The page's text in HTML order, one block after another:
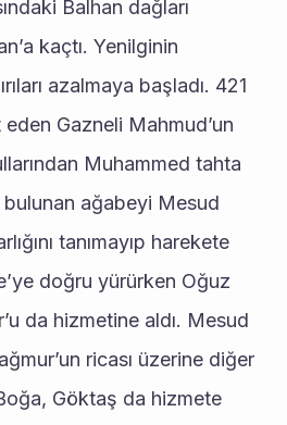
Balhan dağları
kaçtı. Yenilginin
azalmaya başladı. 421
eden Gazneli Mahmud’un
Muhammed tahta
bulunan ağabeyi Mesud
tanımayıp harekete
doğru yürürken Oğuz
da hizmetine aldı. Mesud
ricası üzerine diğer
Göktaş da hizmete